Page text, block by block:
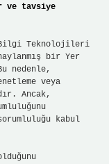
ve tavsiye
Bilgi Teknolojileri
bir Yer
nedenle,
veya
Ancak,
kabul